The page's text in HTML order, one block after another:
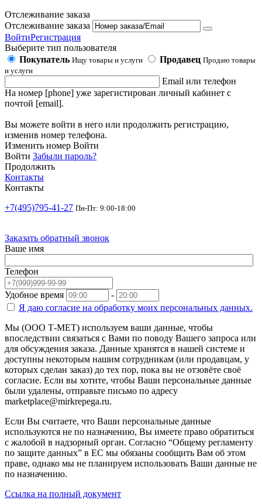
Отслеживание заказа
Отслеживание заказа
ВойтиРегистрация
Выберите тип пользователя
Покупатель Ищу товары и услуги Продавец Продаю товары
и услуги
Email или телефон
На номер [phone] уже зарегистирован личный кабинет с
почтой [email].
Вы можете войти в него или продолжить регистрацию,
изменив номер телефона.
Изменить номер Войти
Войти Забыли пароль?
Продолжить
Контакты
Контакты
+7(495)795-41-27 Пн-Пт: 9:00-18:00
Заказать обратный звонок
Ваше имя
Телефон
Удобное время
-
Я даю согласие на обработку моих персональных данных.
Мы (ООО Т-МЕТ) используем ваши данные, чтобы
впоследствии связаться с Вами по поводу Вашего запроса или
для обсуждения заказа. Данные хранятся в нашей системе и
доступны некоторым нашим сотрудникам (или продавцам, у
которых сделан заказ) до тех пор, пока вы не отзовёте своё
согласие. Если вы хотите, чтобы Ваши персональные данные
были удалены, отправьте письмо по адресу
marketplace@mirkrepega.ru.
Если Вы считаете, что Ваши персональные данные
используются не по назначению, Вы имеете право обратиться
с жалобой в надзорный орган. Согласно “Общему регламенту
по защите данных” в ЕС мы обязаны сообщить Вам об этом
праве, однако мы не планируем использовать Ваши данные не
по назначению.
Ссылка на полный документ